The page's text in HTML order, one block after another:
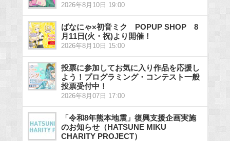
2026年8月10日 19:00
ばなにゃ×初音ミク POPUP SHOP 8
月11日(火・祝)より開催！
2026年8月10日 15:00
投票に参加してお気に入り作品を応援し
よう！プログラミング・コンテスト一般
投票受付中！
2026年8月07日 17:00
「令和8年熊本地震」復興支援企画実施
のお知らせ（HATSUNE MIKU
CHARITY PROJECT）